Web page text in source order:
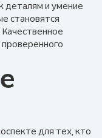
деталям и умение
становятся
для тех, кто